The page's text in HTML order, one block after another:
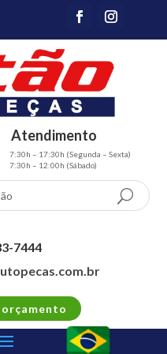
Atendimento
– 17:30h (Segunda – Sexta)
– 12:00h (Sábado)
7444